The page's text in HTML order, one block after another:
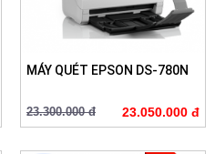
MÁY QUÉT EPSON DS-780N
23.300.000 đ 23.050.000 đ